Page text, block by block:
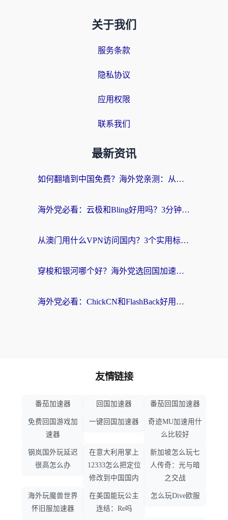
关于我们
服务条款
隐私协议
应用权限
联系我们
最新资讯
如何翻墙到中国免费？海外党亲测：从踩坑到选对加速器的全攻略
海外党必看：云极和Bling好用吗？3分钟教你选对回国加速器
从澳门用什么VPN访问国内？3个实用标准帮你避开坑，无缝刷剧听歌
穿梭和银河哪个好？海外党选回国加速器的避坑指南，附番茄加速器实测体验
海外党必看：ChickCN和FlashBack好用吗？3招教你选对回国加速器（附云极、HomeCN、斧牛vs艾果对比）
友情链接
番茄加速器 回国加速器 番茄回国加速器
免费回国游戏加
速器
一键回国加速器
奇迹MU加速用什
么比较好
钢岚国外玩延迟
很高怎么办
在意大利用掌上
12333怎么把定位
修改到中国国内
新加坡怎么玩七
人传奇：光与暗
之交战
海外玩魔兽世界
怀旧服加速器
在美国能玩公主
连结：Re吗
怎么玩Dive欧服